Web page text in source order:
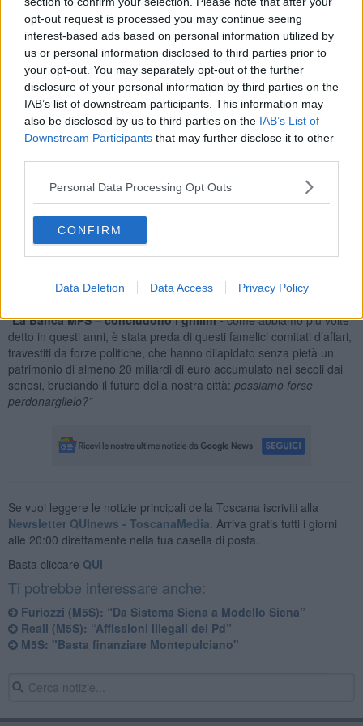
opt-out request is processed you may continue seeing
interest-based ads based on personal information utilized by
us or personal information disclosed to third parties prior to
your opt-out. You may separately opt-out of the further
disclosure of your personal information by third parties on the
IAB’s list of downstream participants. This information may
also be disclosed by us to third parties on the IAB’s List of
Downstream Participants that may further disclose it to other
Personal Data Processing Opt Outs
CONFIRM
Data Deletion Data Access Privacy Policy
ha attivamente partecipato:
“L’auspicio finale è che si possa giungere, in questa XVII legislatura,
all’approvazione di una riforma della disciplina delle autorità di
controllo, in modo da determinare le condizioni per valutare ciò che
non ha funzionato e perché. Il sistema bancario non è credibile se
non offre precise garanzie ai risparmiatori e a tal fine non è
sufficiente un fondo di garanzia, se mancano tutte le garanzie di
trasparenza e tutela sia della gestione dei risparmi, che del posto di
lavoro. A tal fine, con il presente disegno di legge, si procede alla
istituzione di una Commissione parlamentare di inchiesta
sull’operato della Banca MPS, della fondazione MPS, e,
conseguentemente, della Consob e della Banca d’Italia per quanto
concerne MPS.Compito della Commissione di inchiesta
quello di verificare le responsabilità per evitare che fatti di così
grande rilevanza non abbiamo più a ripetersi.”
“La Banca MPS – concludono i grillini -come abbiamo più volte
detto in questi anni, è stata preda di questi famelici comitati d’affari,
travestiti da forze politiche, che hanno dilapidato senza pietà un
patrimonio di almeno 20 miliardi di euro accumulato nei secoli dai
senesi, bruciando il futuro della nostra città: possiamo forse
perdonarglielo?”
Se vuoi leggere le notizie principali della Toscana iscriviti alla
Newsletter QUInews - ToscanaMedia. Arriva gratis tutti i giorni
alle 20:00 direttamente nella tua casella di posta.
Basta cliccare QUI
Ti potrebbe interessare anche:
Furiozzi (M5S): “Da Sistema Siena a Modello Siena”
Reali (M5S): “Affissioni illegali del Pd”
M5S: "Basta finanziare Montepulciano"